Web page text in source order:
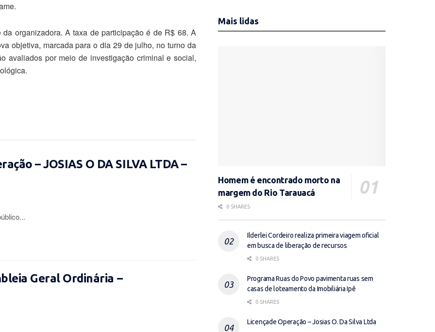
organizadora. A taxa de participação é de R$ 68. A
objetiva, marcada para o dia 29 de julho, no turno da
avaliados por meio de investigação criminal e social,
– JOSIAS O DA SILVA LTDA –
Geral Ordinária –
Mais lidas
Homem é encontrado morto na
margem do Rio Tarauacá
0 SHARES
Ilderlei Cordeiro realiza primeira viagem oficial
em busca de liberação de recursos
0 SHARES
Programa Ruas do Povo pavimenta ruas sem
casas de loteamento da Imobiliária Ipê
0 SHARES
Licençade Operação – Josias O. Da Silva Ltda